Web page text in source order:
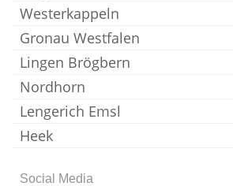
Westerkappeln
Gronau Westfalen
Lingen Brögbern
Nordhorn
Lengerich Emsl
Heek
Social Media